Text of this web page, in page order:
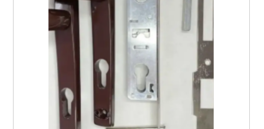
Сайдинг, софит
Панели ПВХ фасадные
Профнастил, штакет, 3D ограждения
Вентиляция
Декоративные покрытия АМК